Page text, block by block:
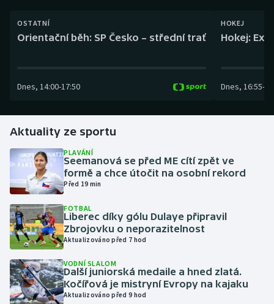
Curling
Golf
Gymnastika
Házená
Jezdectví
Judo
Krasobruslení
OSTATNÍ
Orientační běh: SP Česko – střední trať
Dnes, 14:00-17:50
HOKEJ
Hokej:
Dnes, 16:55-
Aktuality ze sportu
PLAVÁNÍ
Seemanová se před ME cítí zpět ve
formě a chce útočit na osobní rekord
Před 19 min
FOTBAL
Liberec díky gólu Dulaye připravil
Zbrojovku o neporazitelnost
Aktualizováno před 7 hod
VODNÍ SLALOM
Další juniorská medaile a hned zlatá.
Kočířová je mistryní Evropy na kajaku
Aktualizováno před 9 hod